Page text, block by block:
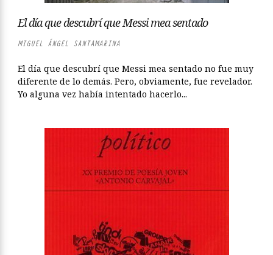
El día que descubrí que Messi mea sentado
MIGUEL ÁNGEL SANTAMARINA
El día que descubrí que Messi mea sentado no fue muy
diferente de lo demás. Pero, obviamente, fue revelador.
Yo alguna vez había intentado hacerlo...